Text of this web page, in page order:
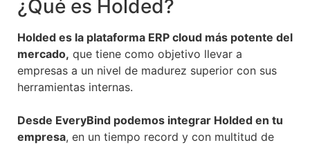
¿Qué es Holded?
Holded es la plataforma ERP cloud más potente del
mercado, que tiene como objetivo llevar a
empresas a un nivel de madurez superior con sus
herramientas internas.
Desde EveryBind podemos integrar Holded en tu
empresa, en un tiempo record y con multitud de